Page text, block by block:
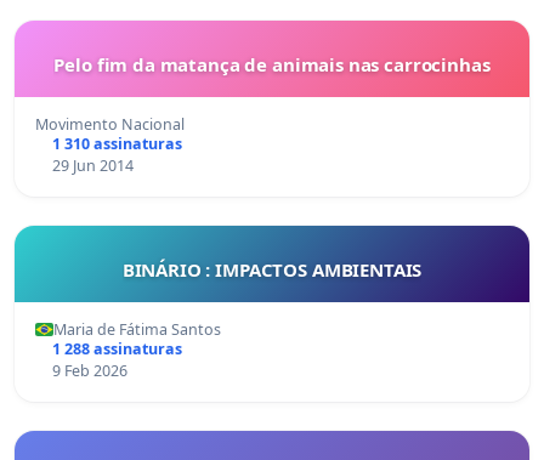
Pelo fim da matança de animais nas carrocinhas
Movimento Nacional
1 310 assinaturas
29 Jun 2014
BINÁRIO : IMPACTOS AMBIENTAIS
Maria de Fátima Santos
1 288 assinaturas
9 Feb 2026